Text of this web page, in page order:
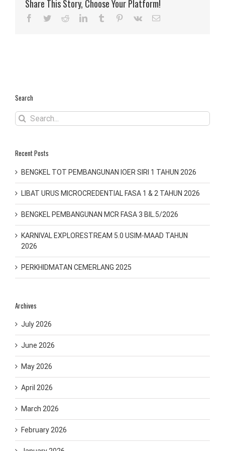
Share This Story, Choose Your Platform!
Facebook
TwitterRedditLinkedInTumblr Pinterest
Vk Email
Search
Search
for:
Recent Posts
BENGKEL TOT PEMBANGUNAN IOER SIRI 1 TAHUN 2026
LIBAT URUS MICROCREDENTIAL FASA 1 & 2 TAHUN 2026
BENGKEL PEMBANGUNAN MCR FASA 3 BIL.5/2026
KARNIVAL EXPLORESTREAM 5.0 USIM-MAAD TAHUN
2026
PERKHIDMATAN CEMERLANG 2025
Archives
July 2026
June 2026
May 2026
April 2026
March 2026
February 2026